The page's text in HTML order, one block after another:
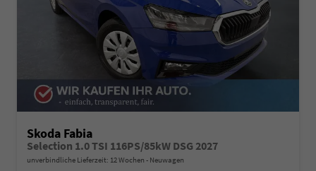
Skoda Fabia
Selection 1.0 TSI 116PS/85kW DSG 2027
unverbindliche Lieferzeit: 12 Wochen Neuwagen